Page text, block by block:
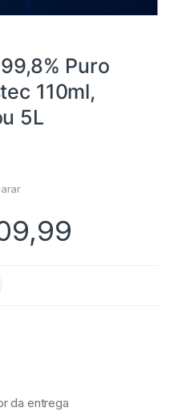
Puro
110ml,
5L
da entrega